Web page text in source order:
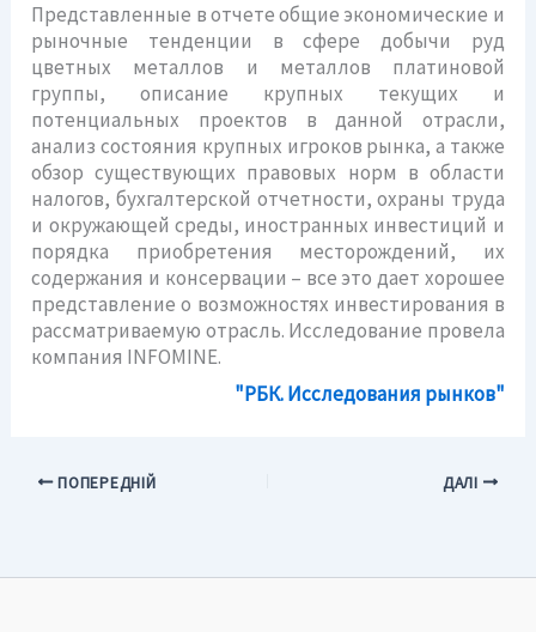
Представленные в отчете общие экономические и
рыночные тенденции в сфере добычи руд
цветных металлов и металлов платиновой
группы, описание крупных текущих и
потенциальных проектов в данной отрасли,
анализ состояния крупных игроков рынка, а также
обзор существующих правовых норм в области
налогов, бухгалтерской отчетности, охраны труда
и окружающей среды, иностранных инвестиций и
порядка приобретения месторождений, их
содержания и консервации – все это дает хорошее
представление о возможностях инвестирования в
рассматриваемую отрасль. Исследование провела
компания INFOMINE.
"РБК. Исследования рынков"
ПОПЕРЕДНІЙ ДАЛІ